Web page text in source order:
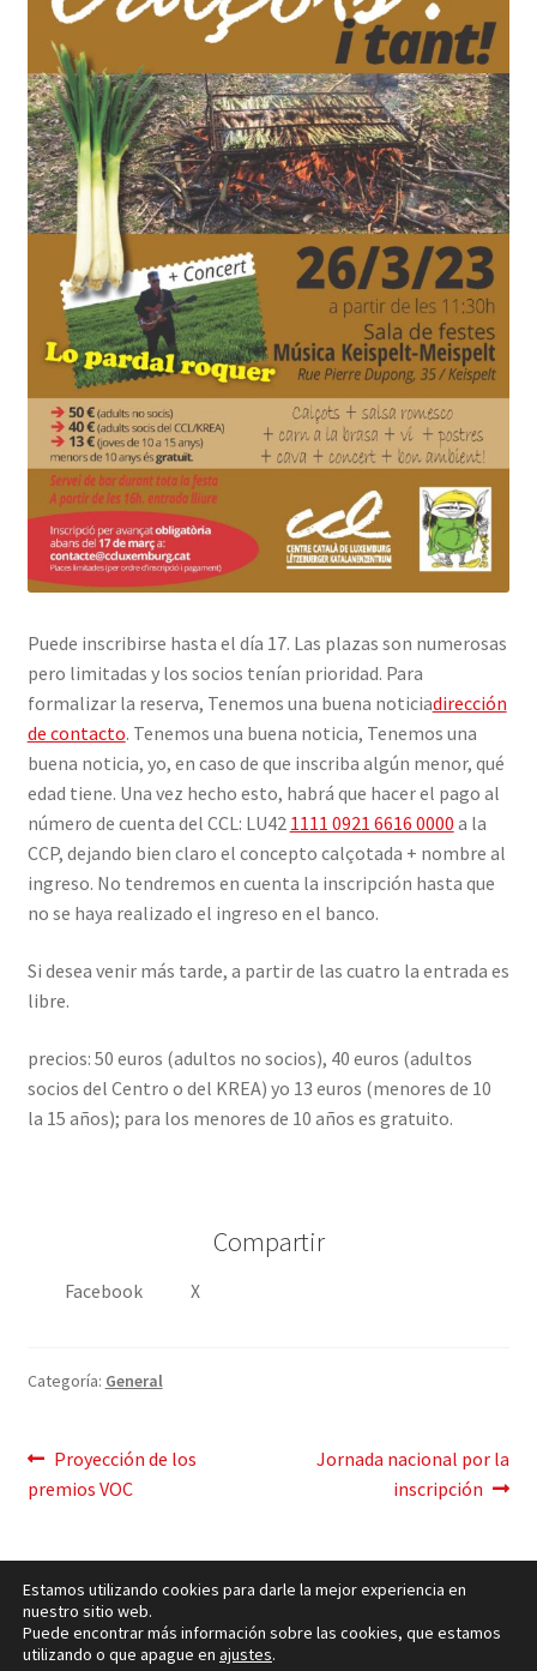
Puede inscribirse hasta el día 17. Las plazas son numerosas
pero limitadas y los socios tenían prioridad. Para
formalizar la reserva, Tenemos una buena noticiadirección
de contacto. Tenemos una buena noticia, Tenemos una
buena noticia, yo, en caso de que inscriba algún menor, qué
edad tiene. Una vez hecho esto, habrá que hacer el pago al
número de cuenta del CCL: LU42 1111 0921 6616 0000 a la
CCP, dejando bien claro el concepto calçotada + nombre al
ingreso. No tendremos en cuenta la inscripción hasta que
no se haya realizado el ingreso en el banco.
Si desea venir más tarde, a partir de las cuatro la entrada es
libre.
precios: 50 euros (adultos no socios), 40 euros (adultos
socios del Centro o del KREA) yo 13 euros (menores de 10
la 15 años); para los menores de 10 años es gratuito.
Compartir
Facebook X
Categoría: General
Mensaje
de
navegación
Publicación
anterior:
Proyección de los
premios VOC
Siguiente
Jornada nacional por la
inscripción
Estamos utilizando cookies para darle la mejor experiencia en
nuestro sitio web.
Puede encontrar más información sobre las cookies, que estamos
utilizando o que apague en ajustes.